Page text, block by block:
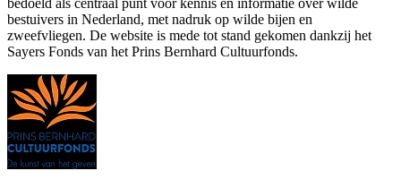
bestuivers in Nederland, met nadruk op wilde bijen en
zweefvliegen. De website is mede tot stand gekomen dankzij het
Sayers Fonds van het Prins Bernhard Cultuurfonds.